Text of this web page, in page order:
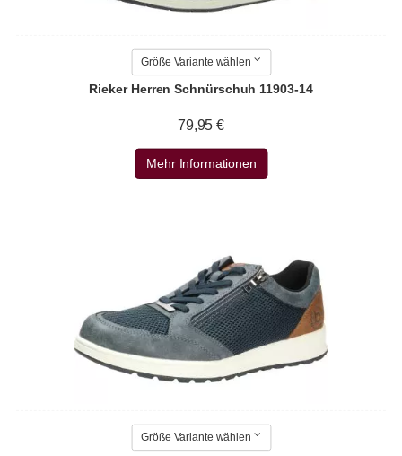
Größe Variante wählen
Rieker Herren Schnürschuh 11903-14
79,95 €
Mehr Informationen
Größe Variante wählen